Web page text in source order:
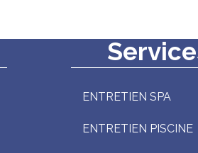
ENTRETIEN SPA
ENTRETIEN PISCINE